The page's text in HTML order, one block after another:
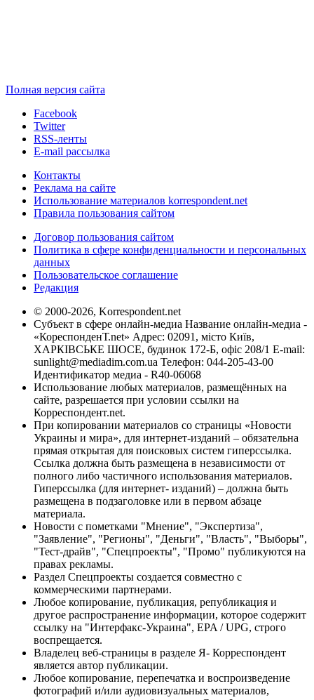
Полная версия сайта
Facebook
Twitter
RSS-ленты
E-mail рассылка
Контакты
Реклама на сайте
Использование материалов korrespondent.net
Правила пользования сайтом
Договор пользования сайтом
Политика в сфере конфиденциальности и персональных
данных
Пользовательское соглашение
Редакция
© 2000-2026, Korrespondent.net
Субъект в сфере онлайн-медиа Название онлайн-медиа -
«КореспонденТ.net» Адрес: 02091, місто Київ,
ХАРКІВСЬКЕ ШОСЕ, будинок 172-Б, офіс 208/1 E-mail:
sunlight@mediadim.com.ua Телефон: 044-205-43-00
Идентификатор медиа - R40-06068
Использование любых материалов, размещённых на
сайте, разрешается при условии ссылки на
Корреспондент.net.
При копировании материалов со страницы «Новости
Украины и мира», для интернет-изданий – обязательна
прямая открытая для поисковых систем гиперссылка.
Ссылка должна быть размещена в независимости от
полного либо частичного использования материалов.
Гиперссылка (для интернет- изданий) – должна быть
размещена в подзаголовке или в первом абзаце
материала.
Новости с пометками "Мнение", "Экспертиза",
"Заявление", "Регионы", "Деньги", "Власть", "Выборы",
"Тест-драйв", "Спецпроекты", "Промо" публикуются на
правах рекламы.
Раздел Спецпроекты создается совместно с
коммерческими партнерами.
Любое копирование, публикация, републикация и
другое распространение информации, которое содержит
ссылку на "Интерфакс-Украина", EPA / UPG, строго
воспрещается.
Владелец веб-страницы в разделе Я- Корреспондент
является автор публикации.
Любое копирование, перепечатка и воспроизведение
фотографий и/или аудиовизуальных материалов,